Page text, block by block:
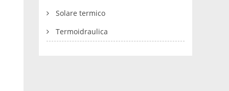
Solare termico
Termoidraulica